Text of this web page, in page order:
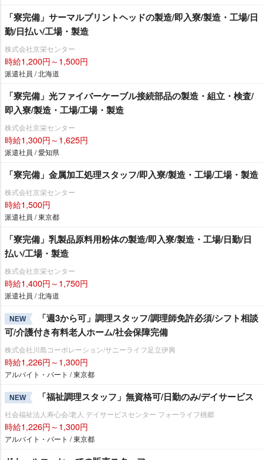
「寮完備」サーマルプリントヘッドの製造/即入寮/製造・工場/日
勤/日払い/工場・製造
株式会社京栄センター
時給1,200円～1,500円
派遣社員 / 北海道
「寮完備」光ファイバーケーブル接続部品の製造・組立・検査/
即入寮/製造・工場/工場・製造
株式会社京栄センター
時給1,300円～1,625円
派遣社員 / 愛知県
「寮完備」金属加工処理スタッフ/即入寮/製造・工場/工場・製造
株式会社京栄センター
時給1,500円
派遣社員 / 東京都
「寮完備」乳製品原料用粉体の製造/即入寮/製造・工場/日勤/日
払い/工場・製造
株式会社京栄センター
時給1,400円～1,750円
派遣社員 / 北海道
NEW
「週3から可」調理スタッフ/調理師免許必須/シフト相談
可/介護付き有料老人ホーム/社会保障完備
株式会社川島コーポレーション/サニーライフ足立伊興
時給1,226円～1,300円
アルバイト・パート / 東京都
NEW 「福祉調理スタッフ」無資格可/日勤のみ/デイサービス
社会福祉法人寿心会/老人 デイサービスセンター フォーライフ桃郷
時給1,226円～1,300円
アルバイト・パート / 東京都